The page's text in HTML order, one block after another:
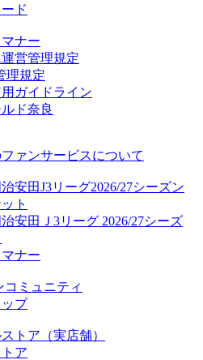
プ
トア（実店舗）
ア
いて
フ
ディーア）
ナー企業
ィ
ト
ド
ナー
営管理規定
理規定
ガイドライン
ド奈良
ァンサービスについて
安田J3リーグ2026/27シーズン
ト
安田Ｊ3リーグ 2026/27シーズ
ナー
コミュニティ
プ
トア（実店舗）
ア